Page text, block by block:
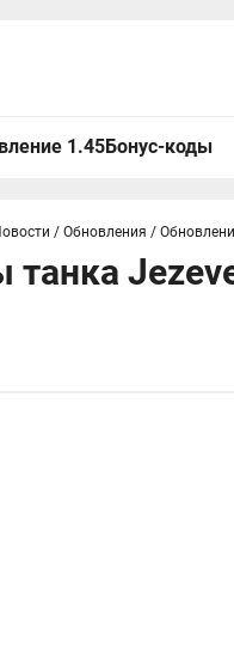
1.45Бонус-коды
/ Обновления /